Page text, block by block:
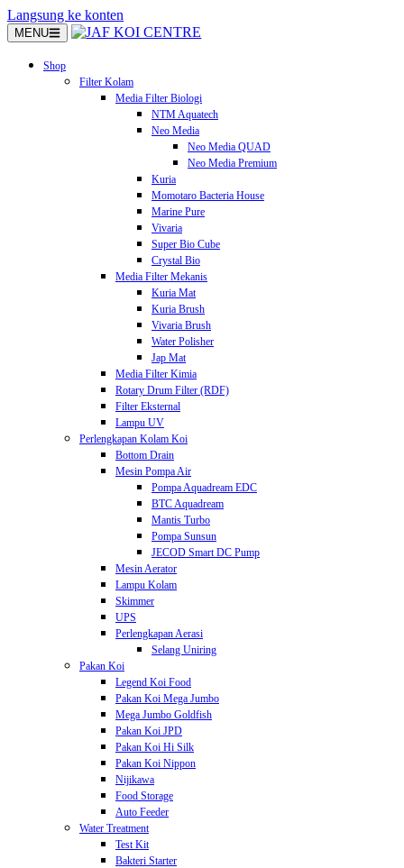
Langsung ke konten
MENU
Shop
Filter Kolam
Media Filter Biologi
NTM Aquatech
Neo Media
Neo Media QUAD
Neo Media Premium
Kuria
Momotaro Bacteria House
Marine Pure
Vivaria
Super Bio Cube
Crystal Bio
Media Filter Mekanis
Kuria Mat
Kuria Brush
Vivaria Brush
Water Polisher
Jap Mat
Media Filter Kimia
Rotary Drum Filter (RDF)
Filter Eksternal
Lampu UV
Perlengkapan Kolam Koi
Bottom Drain
Mesin Pompa Air
Pompa Aquadream EDC
BTC Aquadream
Mantis Turbo
Pompa Sunsun
JECOD Smart DC Pump
Mesin Aerator
Lampu Kolam
Skimmer
UPS
Perlengkapan Aerasi
Selang Uniring
Pakan Koi
Legend Koi Food
Pakan Koi Mega Jumbo
Mega Jumbo Goldfish
Pakan Koi JPD
Pakan Koi Hi Silk
Pakan Koi Nippon
Nijikawa
Food Storage
Auto Feeder
Water Treatment
Test Kit
Bakteri Starter